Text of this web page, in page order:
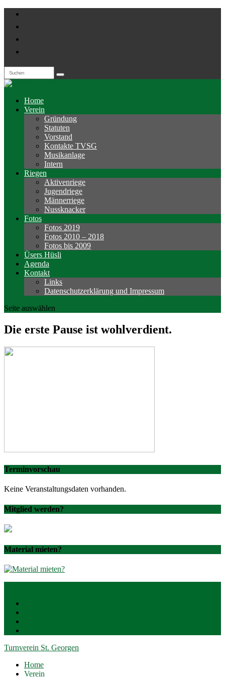
Home
Verein
Gründung
Statuten
Vorstand
Kontakte TVSG
Musikanlage
Intern
Riegen
Aktivenriege
Jugendriege
Männerriege
Nussknacker
Fotos
Fotos 2019
Fotos 2010 – 2018
Fotos bis 2009
Üsers Hüsli
Agenda
Kontakt
Links
Datenschutzerklärung und Impressum
Seite auswählen
Die erste Pause ist wohlverdient.
Terminvorschau
Keine Veranstaltungsdaten vorhanden.
Mitglied werden?
Material mieten?
Turnverein St. Georgen
Home
Verein